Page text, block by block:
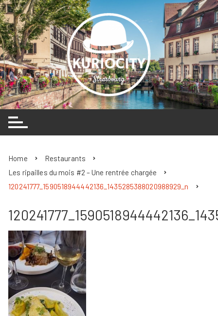
Skip
to
content
Home
Restaurants
Les ripailles du mois #2 – Une rentrée chargée
120241777_1590518944442136_1435285388020988929_n